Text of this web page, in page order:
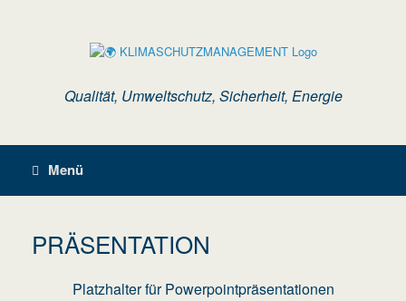
Qualität, Umweltschutz, Sicherheit, Energie
Menü
PRÄSENTATION
Platzhalter für Powerpointpräsentationen